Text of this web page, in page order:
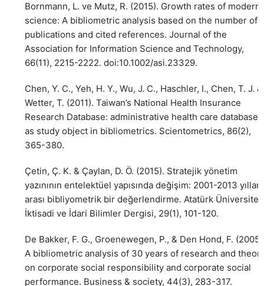
Bornmann, L. ve Mutz, R. (2015). Growth rates of modern
science: A bibliometric analysis based on the number of
publications and cited references. Journal of the
Association for Information Science and Technology,
66(11), 2215-2222. doi:10.1002/asi.23329.
Chen, Y. C., Yeh, H. Y., Wu, J. C., Haschler, I., Chen, T. J. &
Wetter, T. (2011). Taiwan’s National Health Insurance
Research Database: administrative health care database
as study object in bibliometrics. Scientometrics, 86(2),
365-380.
Çetin, Ç. K. & Çaylan, D. Ö. (2015). Stratejik yönetim
yazınının entelektüel yapısında değişim: 2001-2013 yılları
arası bibliyometrik bir değerlendirme. Atatürk
İktisadi ve İdari Bilimler Dergisi, 29(1), 101-120.
De Bakker, F. G., Groenewegen, P., & Den Hond, F.
A bibliometric analysis of 30 years of research and
on corporate social responsibility and corporate social
performance. Business & society, 44(3), 283-317.